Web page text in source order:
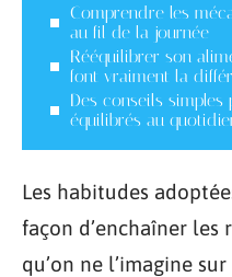
Comprendre les
au fil de la journée
Rééquilibrer son
font vraiment la
Des conseils
équilibrés au
Les habitudes
façon d’enchaîner les
qu’on ne l’imagine